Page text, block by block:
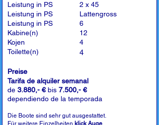
Leistung in PS
Leistung in PS
Leistung in PS
Kabine(n)
Kojen
Toilette(n)
2 x 45
Lattengross
6
12
4
4
Preise
Tarifa de alquiler semanal
de 3.880,- €bis 7.500,- €
dependiendo de la temporada
Die Boote sind sehr gut ausgestattet.
Für weitere Einzelheiten klick Auge